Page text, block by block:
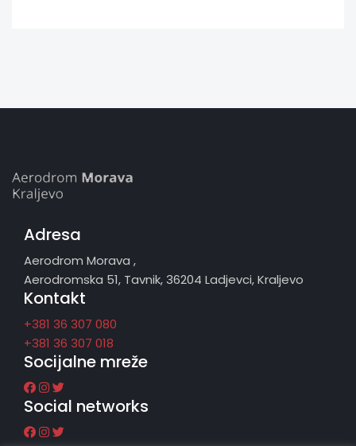
Adresa
Aerodrom Morava ,
Aerodromska 51, Tavnik, 36204 Ladjevci, Kraljevo
Kontakt
+381 36 307 080
+381 36 307 018
Socijalne mreže
Social networks